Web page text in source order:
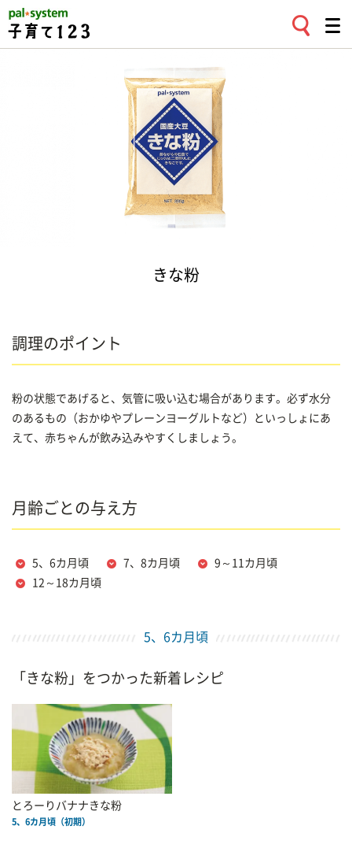
きな粉
調理のポイント
粉の状態であげると、気管に吸い込む場合があります。必ず水分
のあるもの（おかゆやプレーンヨーグルトなど）といっしょにあ
えて、赤ちゃんが飲み込みやすくしましょう。
月齢ごとの与え方
5、6カ月頃 7、8カ月頃
9～11カ月頃
12～18カ月頃
5、6カ月頃
「きな粉」をつかった新着レシピ
とろーりバナナきな粉
5、6カ月頃（初期）